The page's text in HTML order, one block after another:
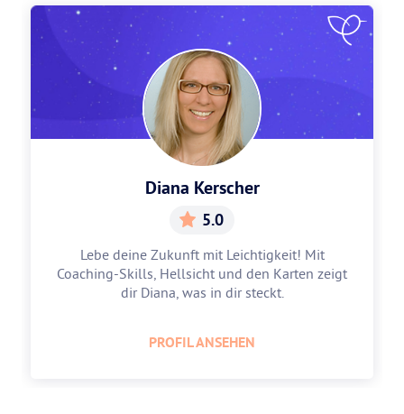
Diana Kerscher
5.0
Lebe deine Zukunft mit Leichtigkeit! Mit
Coaching-Skills, Hellsicht und den Karten zeigt
dir Diana, was in dir steckt.
PROFIL ANSEHEN